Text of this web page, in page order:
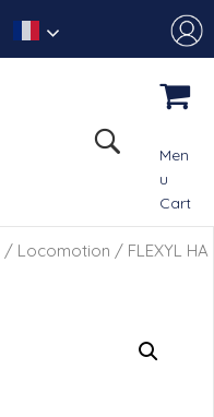
Men
u
Cart
/ Locomotion / FLEXYL HA